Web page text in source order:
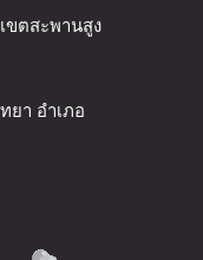
ขตสะพานสูง
ยา อำเภอ